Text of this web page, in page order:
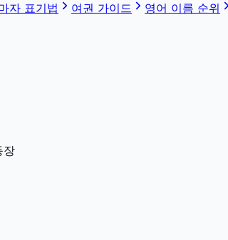
자 표기법 여권 가이드 영어 이름 순위
장